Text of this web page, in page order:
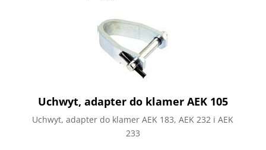
Uchwyt, adapter do klamer AEK 105
Uchwyt, adapter do klamer AEK 183, AEK 232 i AEK
233